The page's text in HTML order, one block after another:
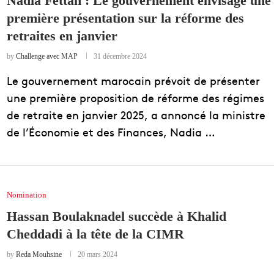
EDUCATION
première présentation sur la réforme des
retraites en janvier
by Challenge avec MAP 31 décembre 2024
Le gouvernement marocain prévoit de présenter
une première proposition de réforme des régimes
de retraite en janvier 2025, a annoncé la ministre
de l’Économie et des Finances, Nadia …
Nomination
Hassan Boulaknadel succède à Khalid
Cheddadi à la tête de la CIMR
by Reda Mouhsine 20 mars 2024